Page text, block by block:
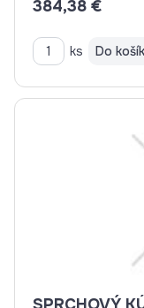
384,38 €
ks Do